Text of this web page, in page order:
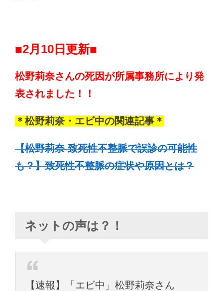
■2月10日更新■
松野莉奈さんの死因が所属事務所により発
表されました！！
＊松野莉奈・エビ中の関連記事＊
【松野莉奈 致死性不整脈で誤診の可能性
も？】致死性不整脈の症状や原因とは？
ネットの声は？！
【速報】「エビ中」松野莉奈さん